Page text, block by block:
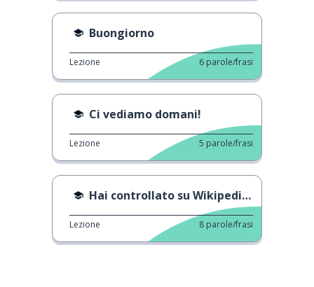
Buongiorno
Lezione 6 parole/frasi
Ci vediamo domani!
Lezione 5 parole/frasi
Hai controllato su Wikipedia?
Lezione 8 parole/frasi